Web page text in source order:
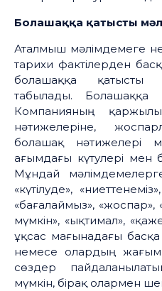
Болашаққа қатысты
Аталмыш мәлімдемеге
тарихи фактілерден
болашаққа қатысты
табылады. Болашаққа
Компанияның
нәтижелеріне,
болашақ нәтижелері
ағымдағы күтулері мен
Мұндай
«күтілуде»,
«бағалаймыз», «жоспар»,
мүмкін», «ықтимал»,
ұқсас мағынадағы
немесе олардың
сөздер
мүмкін, бірақ олармен